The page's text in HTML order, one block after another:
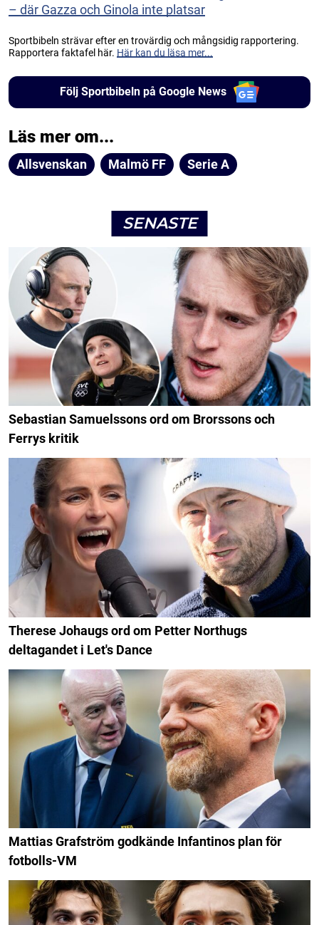
– där Gazza och Ginola inte platsar
Sportbibeln strävar efter en trovärdig och mångsidig rapportering.
Rapportera faktafel här. Här kan du läsa mer...
Följ Sportbibeln på Google News
Läs mer om...
Allsvenskan Malmö FF Serie A
SENASTE
Sebastian Samuelssons ord om Brorssons och
Ferrys kritik
Therese Johaugs ord om Petter Northugs
deltagandet i Let's Dance
Mattias Grafström godkände Infantinos plan för
fotbolls-VM